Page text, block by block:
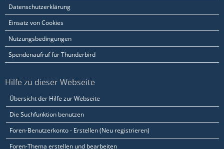
Datenschutzerklärung
Einsatz von Cookies
Nutzungsbedingungen
Spendenaufruf für Thunderbird
Hilfe zu dieser Webseite
Übersicht der Hilfe zur Webseite
Die Suchfunktion benutzen
Foren-Benutzerkonto - Erstellen (Neu registrieren)
Foren-Thema erstellen und bearbeiten